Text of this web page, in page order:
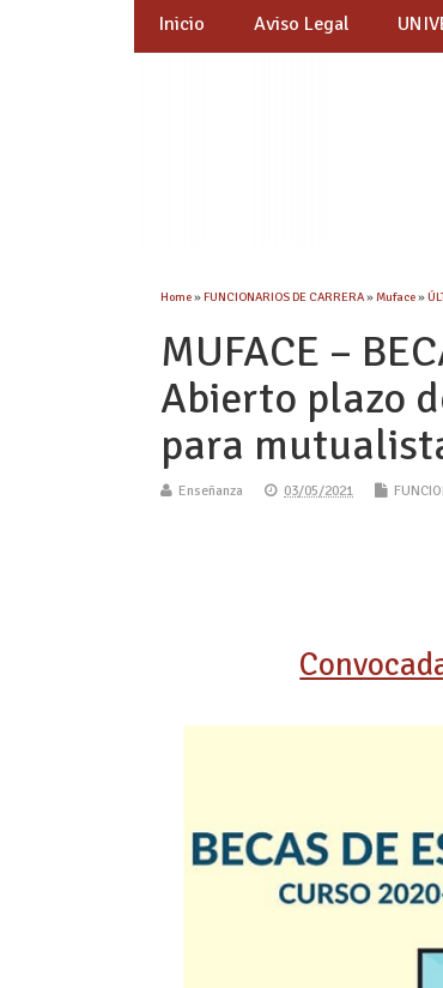
Inicio Aviso Legal
Home»FUNCIONARIOS DE CARRERA»Muface»
MUFACE –
Abierto plazo
para
Enseñanza 03/05/2021